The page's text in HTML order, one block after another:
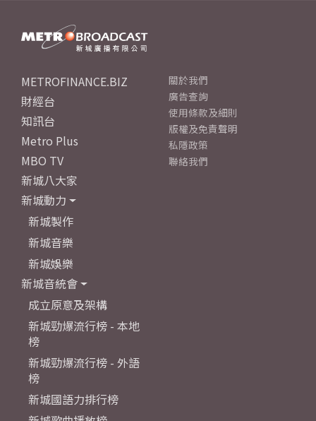
METROFINANCE.BIZ
財經台
知訊台
Metro Plus
MBO TV
新城八大家
新城動力
新城製作
新城音樂
新城娛樂
新城音統會
成立原意及架構
新城勁爆流行榜 - 本地
榜
新城勁爆流行榜 - 外語
榜
新城國語力排行榜
關於我們
廣告查詢
使用條款及細則
版權及免責聲明
私隱政策
聯絡我們